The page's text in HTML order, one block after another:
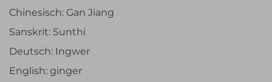
Chinesisch: Gan Jiang
Sanskrit: Sunthi
Deutsch: Ingwer
English: ginger